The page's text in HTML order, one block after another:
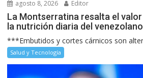
agosto 8, 2026 Editor
La Montserratina resalta el
la nutrición diaria del venezolano
***Embutidos y cortes cárnicos son
Salud y Tecnología